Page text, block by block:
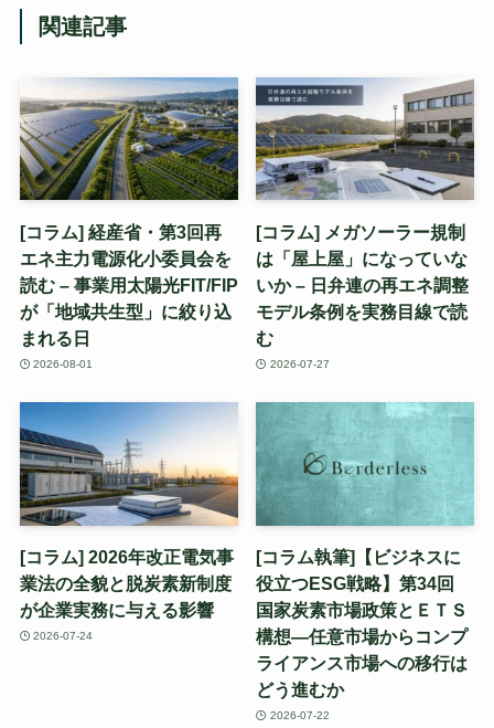
関連記事
[コラム] 経産省・第3回再
エネ主力電源化小委員会を
読む – 事業用太陽光FIT/FIP
が「地域共生型」に絞り込
まれる日
2026-08-01
[コラム] メガソーラー規制
は「屋上屋」になっていな
いか – 日弁連の再エネ調整
モデル条例を実務目線で読
む
2026-07-27
[コラム] 2026年改正電気事
業法の全貌と脱炭素新制度
が企業実務に与える影響
2026-07-24
[コラム執筆]【ビジネスに
役立つESG戦略】第34回
国家炭素市場政策とＥＴＳ
構想—任意市場からコンプ
ライアンス市場への移行は
どう進むか
2026-07-22